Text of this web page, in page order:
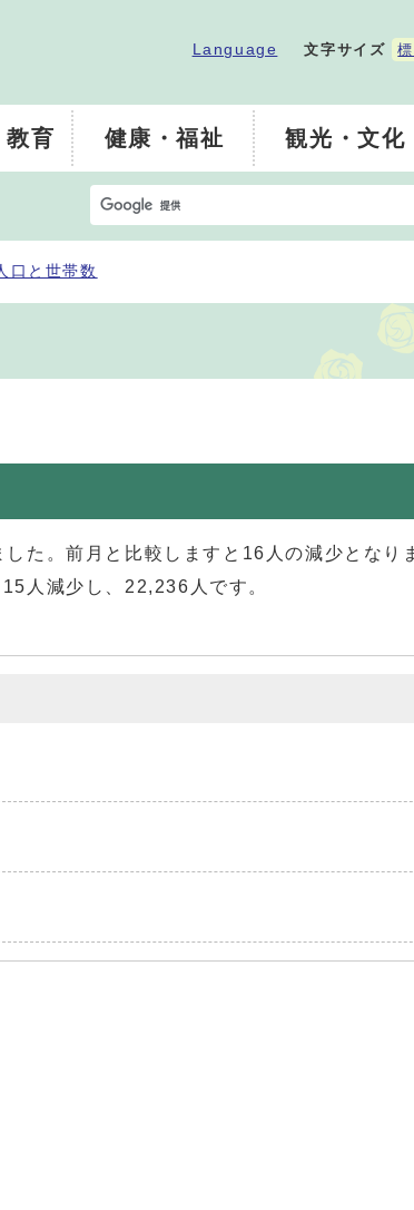
Language 文字サイズ
教育 健康・福祉 観光・文化
口と世帯数
た。前月と比較しますと16人の減少となり
人減少し、22,236人です。